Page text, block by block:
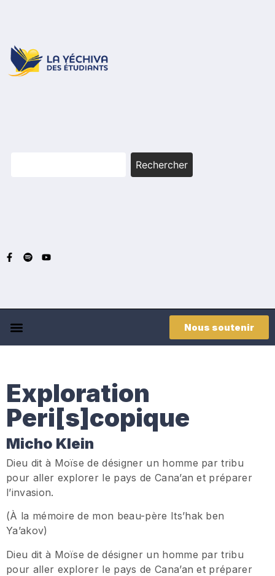
Rechercher
Nous soutenir
Exploration
Peri[s]copique
Micho Klein
Dieu dit à Moïse de désigner un homme par tribu
pour aller explorer le pays de Cana’an et préparer
l’invasion.
(À la mémoire de mon beau-père Its’hak ben
Ya’akov)
Dieu dit à Moïse de désigner un homme par tribu
pour aller explorer le pays de Cana’an et préparer